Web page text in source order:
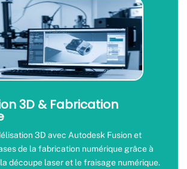
3D & Fabrication
3D avec Autodesk Fusion et
de la fabrication numérique grâce à
la découpe laser et le fraisage numérique.